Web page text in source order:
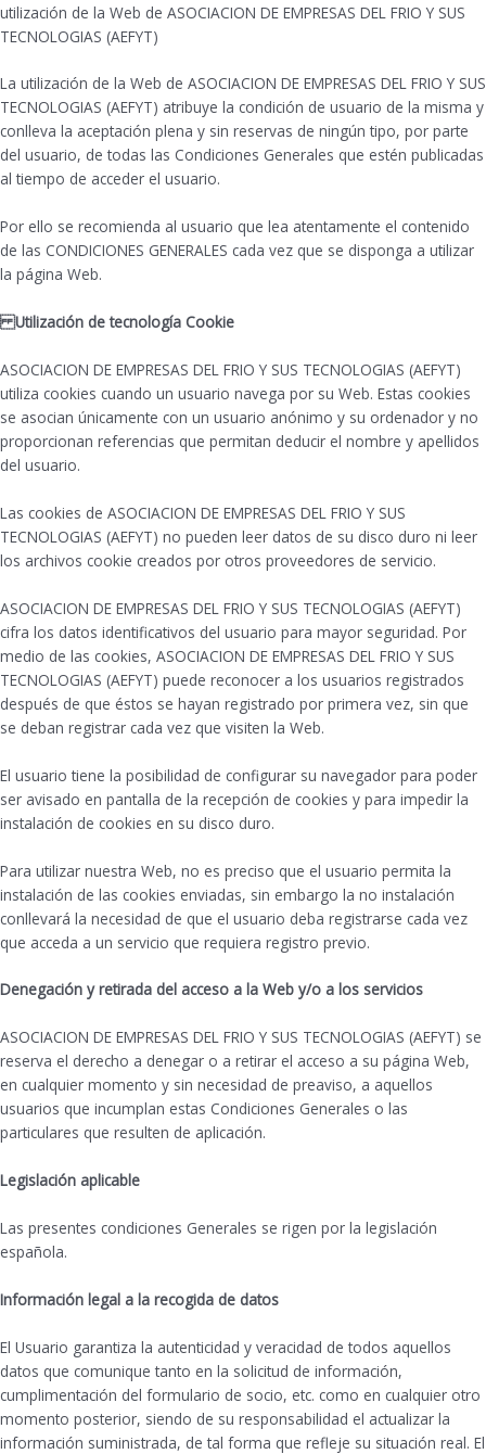
utilización de la Web de ASOCIACION DE EMPRESAS DEL FRIO Y SUS
TECNOLOGIAS (AEFYT)
La utilización de la Web de ASOCIACION DE EMPRESAS DEL FRIO Y SUS
TECNOLOGIAS (AEFYT) atribuye la condición de usuario de la misma y
conlleva la aceptación plena y sin reservas de ningún tipo, por parte
del usuario, de todas las Condiciones Generales que estén publicadas
al tiempo de acceder el usuario.
Por ello se recomienda al usuario que lea atentamente el contenido
de las CONDICIONES GENERALES cada vez que se disponga a utilizar
la página Web.
Utilización de tecnología Cookie
ASOCIACION DE EMPRESAS DEL FRIO Y SUS TECNOLOGIAS (AEFYT)
utiliza cookies cuando un usuario navega por su Web. Estas cookies
se asocian únicamente con un usuario anónimo y su ordenador y no
proporcionan referencias que permitan deducir el nombre y apellidos
del usuario.
Las cookies de ASOCIACION DE EMPRESAS DEL FRIO Y SUS
TECNOLOGIAS (AEFYT) no pueden leer datos de su disco duro ni leer
los archivos cookie creados por otros proveedores de servicio.
ASOCIACION DE EMPRESAS DEL FRIO Y SUS TECNOLOGIAS (AEFYT)
cifra los datos identificativos del usuario para mayor seguridad. Por
medio de las cookies, ASOCIACION DE EMPRESAS DEL FRIO Y SUS
TECNOLOGIAS (AEFYT) puede reconocer a los usuarios registrados
después de que éstos se hayan registrado por primera vez, sin que
se deban registrar cada vez que visiten la Web.
El usuario tiene la posibilidad de configurar su navegador para poder
ser avisado en pantalla de la recepción de cookies y para impedir la
instalación de cookies en su disco duro.
Para utilizar nuestra Web, no es preciso que el usuario permita la
instalación de las cookies enviadas, sin embargo la no instalación
conllevará la necesidad de que el usuario deba registrarse cada vez
que acceda a un servicio que requiera registro previo.
Denegación y retirada del acceso a la Web y/o a los servicios
ASOCIACION DE EMPRESAS DEL FRIO Y SUS TECNOLOGIAS (AEFYT) se
reserva el derecho a denegar o a retirar el acceso a su página Web,
en cualquier momento y sin necesidad de preaviso, a aquellos
usuarios que incumplan estas Condiciones Generales o las
particulares que resulten de aplicación.
Legislación aplicable
Las presentes condiciones Generales se rigen por la legislación
española.
Información legal a la recogida de datos
El Usuario garantiza la autenticidad y veracidad de todos aquellos
datos que comunique tanto en la solicitud de información,
cumplimentación del formulario de socio, etc. como en cualquier otro
momento posterior, siendo de su responsabilidad el actualizar la
información suministrada, de tal forma que refleje su situación real. El